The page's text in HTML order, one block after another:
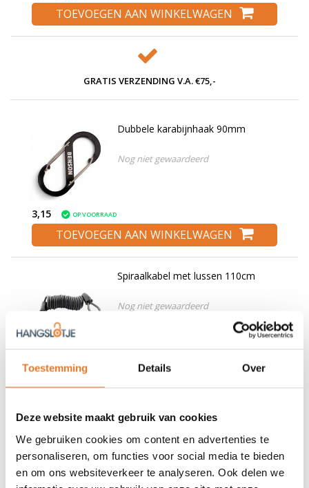
Toestemming Details Over
Deze website maakt gebruik van cookies
We gebruiken cookies om content en advertenties te
personaliseren, om functies voor social media te bieden
en om ons websiteverkeer te analyseren. Ook delen we
TOEVOEGEN AAN WINKELWAGEN
GRATIS VERZENDING V.A. €75,-
Dubbele karabijnhaak 90mm
Nog niet gewaardeerd
3,15 OP VOORRAAD
TOEVOEGEN AAN WINKELWAGEN
Spiraalkabel met lussen 110cm
Nog niet gewaardeerd
Veiligheidskabeltje 2.5x 110cm
Nog niet gewaardeerd